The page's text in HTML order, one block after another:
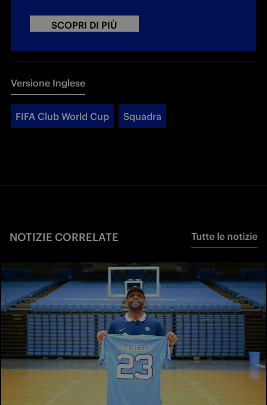
SCOPRI DI PIÙ
Versione Inglese
FIFA Club World Cup Squadra
NOTIZIE CORRELATE Tutte le notizie